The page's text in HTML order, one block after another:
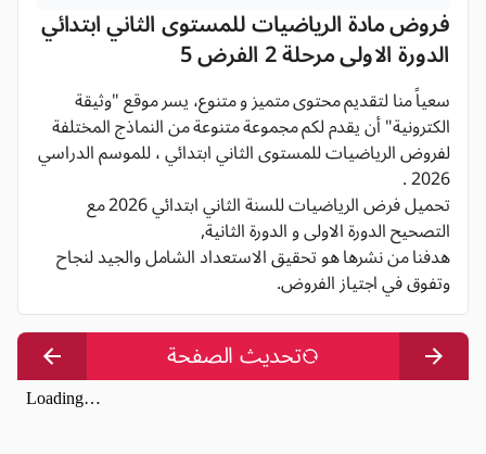
فروض مادة الرياضيات للمستوى الثاني ابتدائي
الدورة الاولى مرحلة 2 الفرض 5
سعياً منا لتقديم محتوى متميز و متنوع، يسر موقع "وثيقة
الكترونية" أن يقدم لكم مجموعة متنوعة من النماذج المختلفة
لفروض الرياضيات للمستوى الثاني ابتدائي ، للموسم الدراسي
2026 .
تحميل فرض الرياضيات للسنة الثاني ابتدائي 2026 مع
التصحيح الدورة الاولى و الدورة الثانية,
هدفنا من نشرها هو تحقيق الاستعداد الشامل والجيد لنجاح
وتفوق في اجتياز الفروض.
تحديث الصفحة